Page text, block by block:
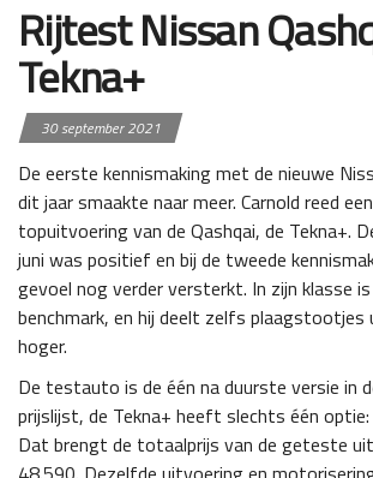
Rijtest Nissan
Tekna+
30 september 2021
De eerste kennismaking met de nieuwe
dit jaar smaakte naar meer. Carnold reed
topuitvoering van de Qashqai, de Tekna+.
juni was positief en bij de tweede
gevoel nog verder versterkt. In zijn klasse is
benchmark, en hij deelt zelfs plaagstootjes
hoger.
De testauto is de één na duurste versie in
prijslijst, de Tekna+ heeft slechts één
Dat brengt de totaalprijs van de geteste